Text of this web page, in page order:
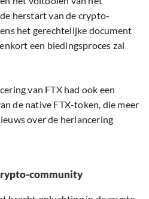
herstart van de crypto-
het gerechtelijke document
een biedingsproces zal
van FTX had ook een
de native FTX-token, die meer
over de herlancering
community